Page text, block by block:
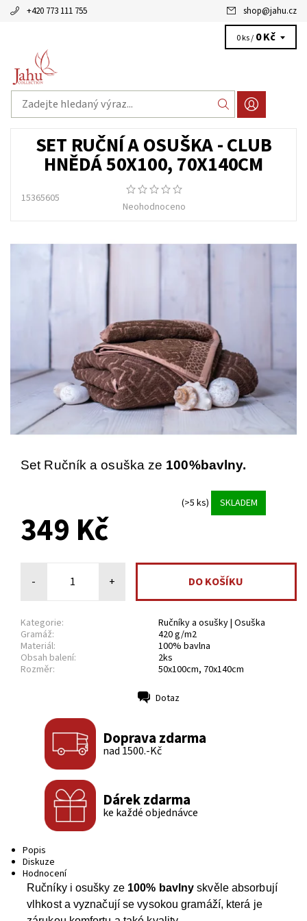
+420 773 111 755 shop@jahu.cz
0 ks / 0 Kč
SET RUČNÍ A OSUŠKA - CLUB
HNĚDÁ 50X100, 70X140CM
15365605
Neohodnoceno
Set Ručník a osuška ze 100%bavlny.
(>5 ks) SKLADEM
349 Kč
- +
Kategorie:
Ručníky a osušky | Osuška
Gramáž:
420 g/m2
Materiál:
100% bavlna
Obsah balení:
2ks
Rozměr:
50x100cm, 70x140cm
Dotaz
Doprava zdarma
nad 1500.-Kč
Dárek zdarma
ke každé objednávce
Popis
Diskuze
Hodnocení
Ručníky i osušky ze 100% bavlny skvěle absorbují
vlhkost a vyznačují se vysokou gramáží, která je